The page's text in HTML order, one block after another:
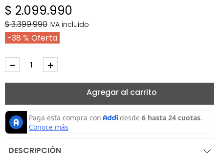
$ 2.099.990
$3.399.990 IVA incluido
38 %
＋
－
Agregar al carrito
DESCRIPCIÓN